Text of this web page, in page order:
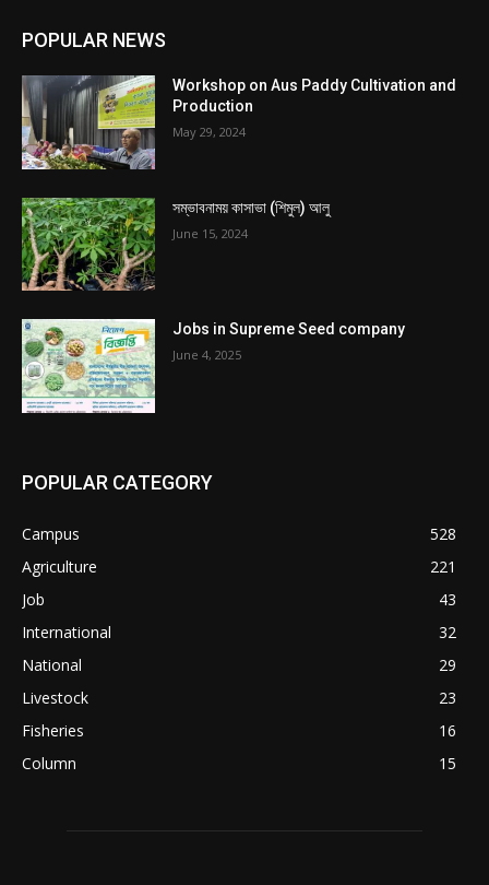
POPULAR NEWS
Workshop on Aus Paddy Cultivation and
Production
May 29, 2024
সম্ভাবনাময় কাসাভা (শিমুল) আলু
June 15, 2024
Jobs in Supreme Seed company
June 4, 2025
POPULAR CATEGORY
Campus
528
Agriculture
221
Job
43
International
32
National
29
Livestock
23
Fisheries
16
Column
15